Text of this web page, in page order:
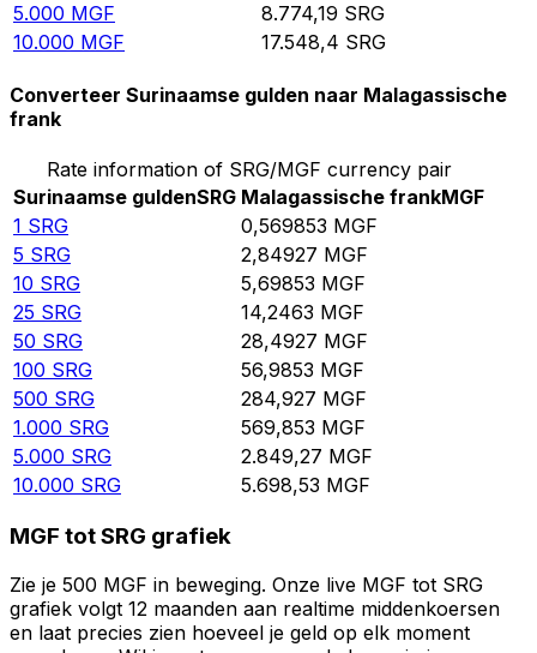
5.000 MGF 8.774,19 SRG
10.000 MGF 17.548,4 SRG
Converteer Surinaamse gulden naar Malagassische
frank
Rate information of SRG/MGF currency pair
Surinaamse guldenSRG Malagassische frankMGF
1 SRG 0,569853 MGF
5 SRG 2,84927 MGF
10 SRG 5,69853 MGF
25 SRG 14,2463 MGF
50 SRG 28,4927 MGF
100 SRG 56,9853 MGF
500 SRG 284,927 MGF
1.000 SRG 569,853 MGF
5.000 SRG 2.849,27 MGF
10.000 SRG 5.698,53 MGF
MGF tot SRG grafiek
Zie je 500 MGF in beweging. Onze live MGF tot SRG
grafiek volgt 12 maanden aan realtime middenkoersen
en laat precies zien hoeveel je geld op elk moment